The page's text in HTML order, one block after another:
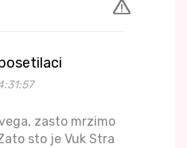
zasto mrzimo
sto je Vuk Stra